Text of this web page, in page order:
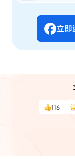
立即
116